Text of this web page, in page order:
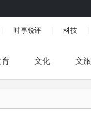
时事锐评 科技
文化 文旅